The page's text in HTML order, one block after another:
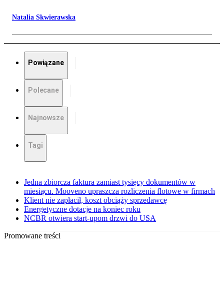
Natalia Skwierawska
Powiązane
Polecane
Najnowsze
Tagi
Jedna zbiorcza faktura zamiast tysięcy dokumentów w
miesiącu. Mooveno upraszcza rozliczenia flotowe w firmach
Klient nie zapłacił, koszt obciąży sprzedawcę
Energetyczne dotacje na koniec roku
NCBR otwiera start-upom drzwi do USA
Promowane treści